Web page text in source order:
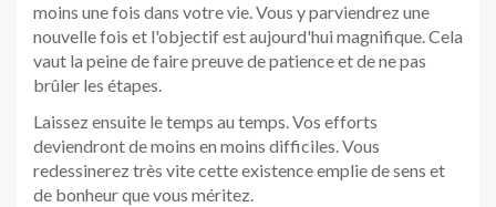
moins une fois dans votre vie. Vous y parviendrez une
nouvelle fois et l'objectif est aujourd'hui magnifique. Cela
vaut la peine de faire preuve de patience et de ne pas
brûler les étapes.
Laissez ensuite le temps au temps. Vos efforts
deviendront de moins en moins difficiles. Vous
redessinerez très vite cette existence emplie de sens et
de bonheur que vous méritez.